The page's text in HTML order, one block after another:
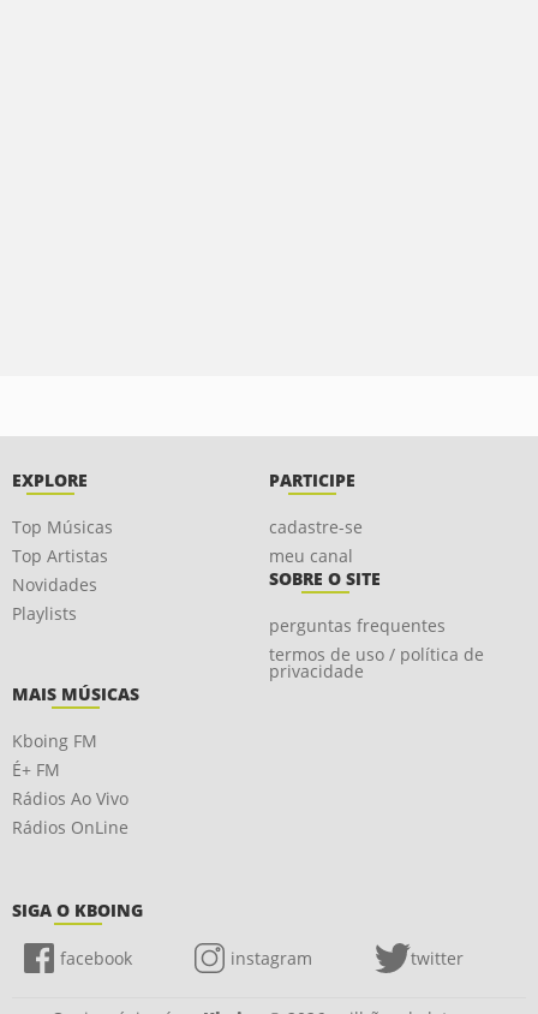
EXPLORE
Top Músicas
Top Artistas
Novidades
Playlists
PARTICIPE
cadastre-se
meu canal
SOBRE O SITE
perguntas frequentes
termos de uso / política de
privacidade
MAIS MÚSICAS
Kboing FM
É+ FM
Rádios Ao Vivo
Rádios OnLine
SIGA O KBOING
facebook instagram twitter